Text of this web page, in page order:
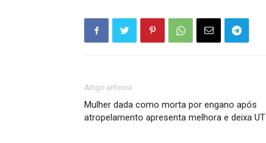
Artigo anterior
Mulher dada como morta por engano após
atropelamento apresenta melhora e deixa UTI